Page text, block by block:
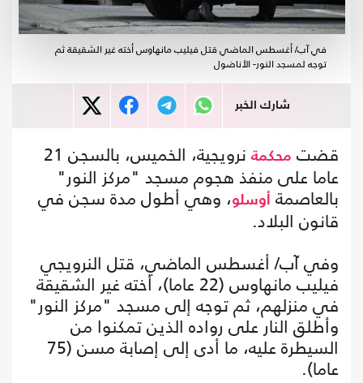
في آب/ أغسطس الماضي قتل فيليب مانهاوس أخته غير الشقيقة ثم
توجه لمسجد النور- الأناضول
شارك الخبر
قضت محكمة
نرويجية، الخميس، بالسجن 21
عاما على منفذ هجوم مسجد "مركز النور"
بالعاصمة أوسلو، وهي أطول مدة سجن في
قانون البلاد.
وفي آب/ أغسطس الماضي، قتل النرويجي
فيليب مانهاوس (22 عاما)، أخته غير الشقيقة
في منزلهم، ثم توجه إلى مسجد "مركز النور"
وأطلق النار على رواده الذين تمكنوا من
السيطرة عليه، ما أدى إلى إصابة مسن (75
عاما).